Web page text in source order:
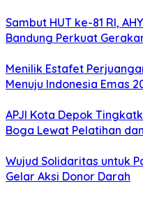
Sambut HUT ke-81 RI,
Bandung Perkuat
Menilik Estafet
Menuju Indonesia Emas
APJI Kota Depok
Boga Lewat Pelatihan
Wujud Solidaritas untuk
Gelar Aksi Donor Darah